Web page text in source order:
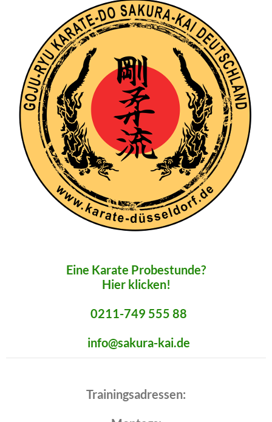
Eine Karate Probestunde?
Hier klicken!
0211-749 555 88
info@sakura-kai.de
Trainingsadressen: